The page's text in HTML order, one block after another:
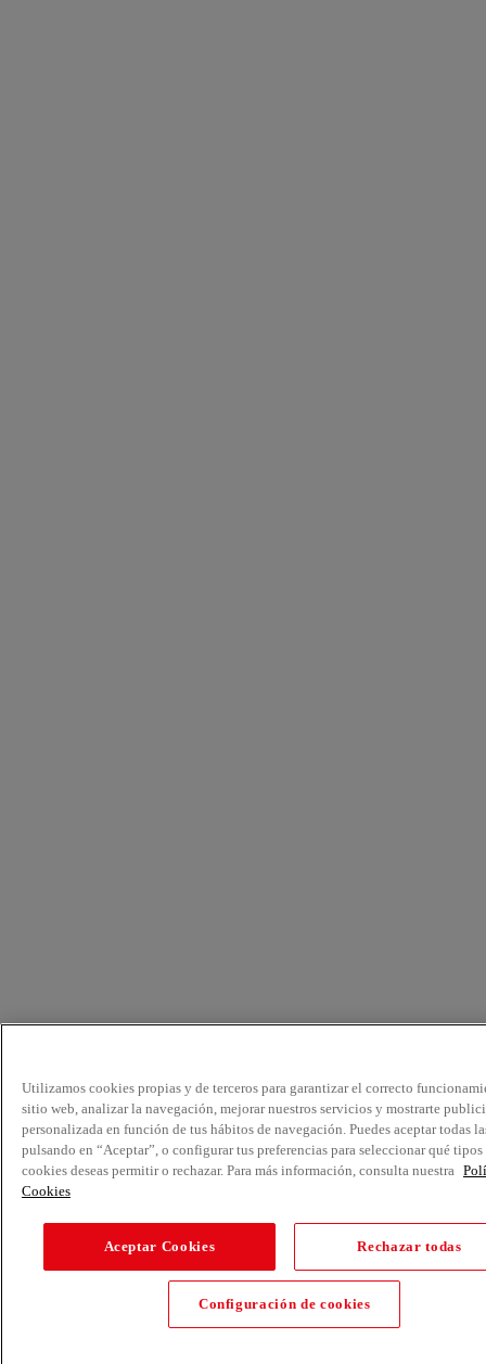
Utilizamos cookies propias y de terceros para garantizar el correcto
sitio web, analizar la navegación, mejorar nuestros servicios y mostrarte
personalizada en función de tus hábitos de navegación. Puedes aceptar todas
pulsando en “Aceptar”, o configurar tus preferencias para seleccionar qué tipos
cookies deseas permitir o rechazar. Para más información, consulta nuestra
Cookies
Aceptar Cookies Rechazar todas
Configuración de cookies